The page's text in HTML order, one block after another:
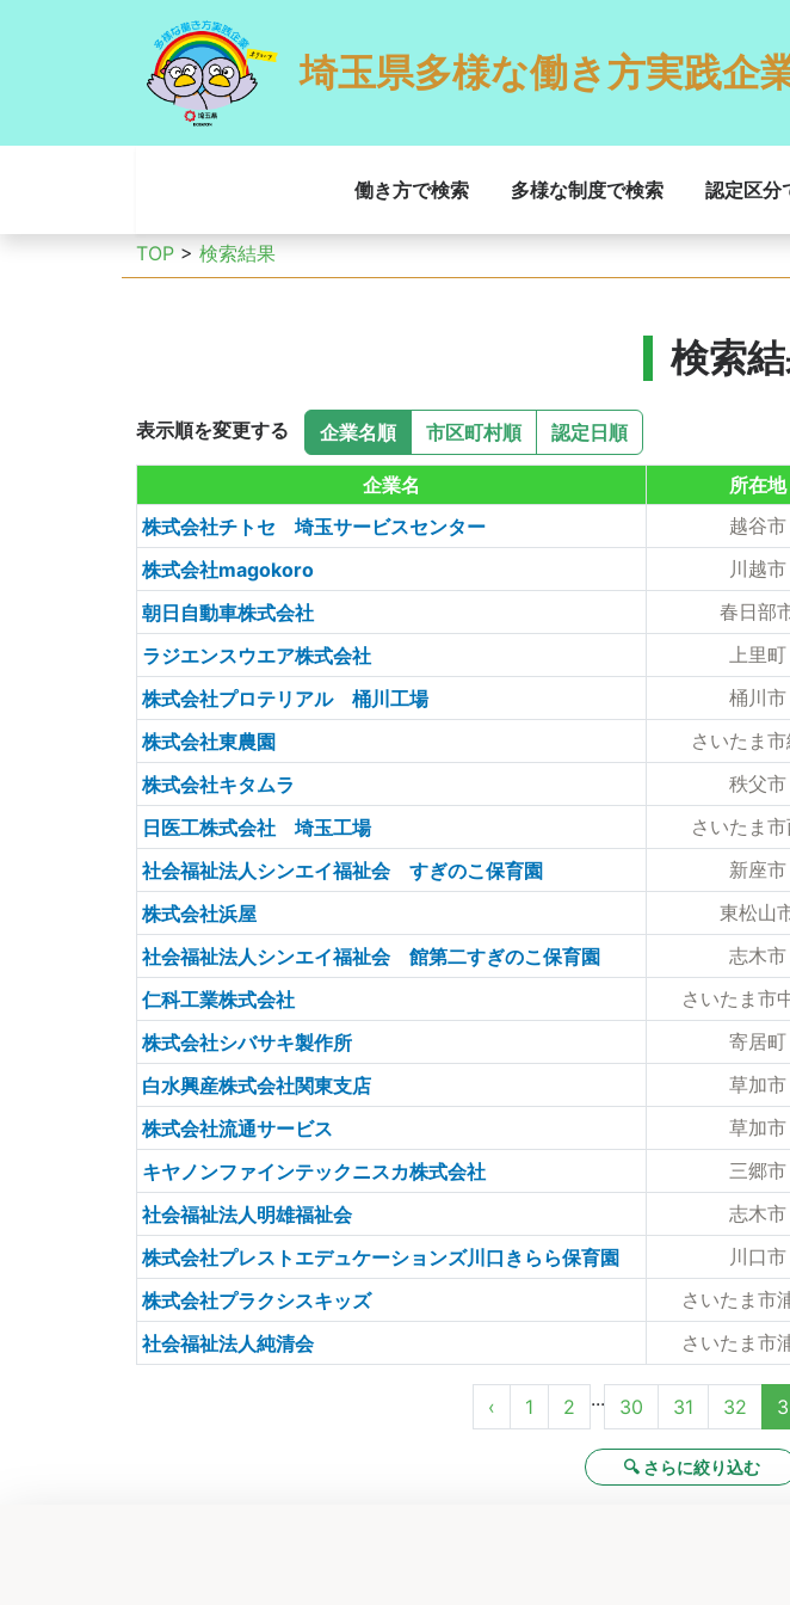
埼玉県多様な働き方実践企
働き方で検索 多様な制度で検索 認定区分
TOP > 検索結果
検索
表示順を変更する 企業名順 市区町村順 認定日順
企業名 所在地
株式会社チトセ 埼玉サービスセンター
越谷市
株式会社magokoro
川越市
朝日自動車株式会社
春日部
ラジエンスウエア株式会社
上里町
株式会社プロテリアル 桶川工場
桶川市
株式会社東農園
さいたま
株式会社キタムラ
秩父市
日医工株式会社 埼玉工場
さいたま
社会福祉法人シンエイ福祉会 すぎのこ保育園
新座市
株式会社浜屋
東松山
社会福祉法人シンエイ福祉会 館第二すぎのこ保育園
志木市
仁科工業株式会社
さいたま市
株式会社シバサキ製作所
寄居町
白水興産株式会社関東支店
草加市
株式会社流通サービス
草加市
キヤノンファインテックニスカ株式会社
三郷市
社会福祉法人明雄福祉会
志木市
株式会社プレストエデュケーションズ川口きらら保育園
川口市
株式会社プラクシスキッズ
さいたま市
社会福祉法人純清会
さいたま市
‹ 1 2 ... 30 31 32
🔍 さらに絞り込む